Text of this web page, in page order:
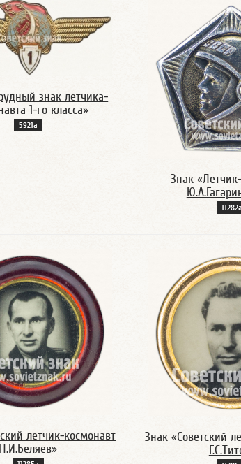
знак летчика-
1-го класса»
5921а
Знак
11282а
летчик-космонавт
П.И.Беляев»
Знак «Советский